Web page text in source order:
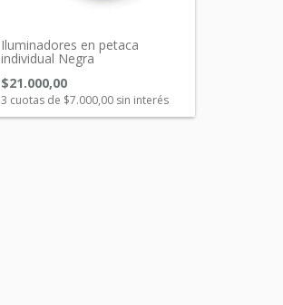
Iluminadores en petaca
individual Negra
$21.000,00
3 cuotas de $7.000,00 sin interés